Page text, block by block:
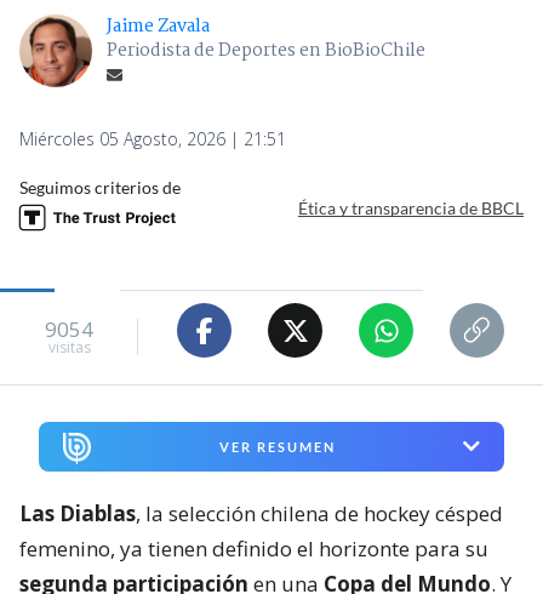
Jaime Zavala
Periodista de Deportes en BioBioChile
Miércoles 05 Agosto, 2026 | 21:51
Seguimos criterios de
Ética y transparencia de BBCL
9054
visitas
VER RESUMEN
Las Diablas, la selección chilena de hockey césped
femenino, ya tienen definido el horizonte para su
segunda participación en una Copa del Mundo. Y